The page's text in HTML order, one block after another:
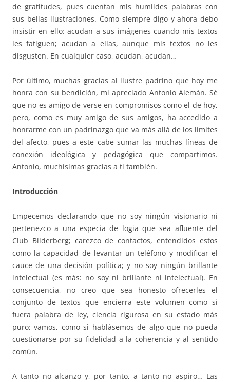
de gratitudes, pues cuentan mis humildes palabras con
sus bellas ilustraciones. Como siempre digo y ahora debo
insistir en ello: acudan a sus imágenes cuando mis textos
les fatiguen; acudan a ellas, aunque mis textos no les
disgusten. En cualquier caso, acudan, acudan…
Por último, muchas gracias al ilustre padrino que hoy me
honra con su bendición, mi apreciado Antonio Alemán. Sé
que no es amigo de verse en compromisos como el de hoy,
pero, como es muy amigo de sus amigos, ha accedido a
honrarme con un padrinazgo que va más allá de los límites
del afecto, pues a este cabe sumar las muchas líneas de
conexión ideológica y pedagógica que compartimos.
Antonio, muchísimas gracias a ti también.
Introducción
Empecemos declarando que no soy ningún visionario ni
pertenezco a una especia de logia que sea afluente del
Club Bilderberg; carezco de contactos, entendidos estos
como la capacidad de levantar un teléfono y modificar el
cauce de una decisión política; y no soy ningún brillante
intelectual (es más: no soy ni brillante ni intelectual). En
consecuencia, no creo que sea honesto ofrecerles el
conjunto de textos que encierra este volumen como si
fuera palabra de ley, ciencia rigurosa en su estado más
puro; vamos, como si hablásemos de algo que no pueda
cuestionarse por su fidelidad a la coherencia y al sentido
común.
A tanto no alcanzo y, por tanto, a tanto no aspiro… Las